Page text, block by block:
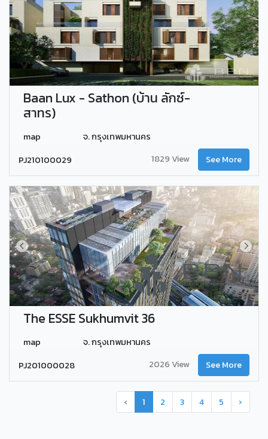
Baan Lux - Sathon (บ้าน ลักซ์-
สาทร)
map
จ. กรุงเทพมหานคร
PJ210100029
1829 View See More
The ESSE Sukhumvit 36
map
จ. กรุงเทพมหานคร
PJ201000028
2026 View See More
‹ 1 2 3 4 5 ›